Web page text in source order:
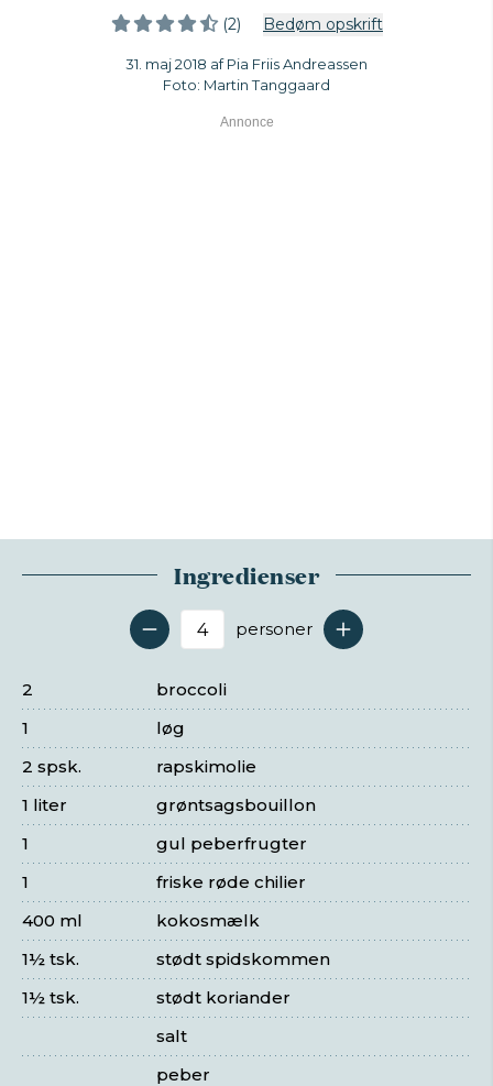
(2) Bedøm opskrift
31. maj 2018 af Pia Friis Andreassen
Foto: Martin Tanggaard
Ingredienser
Antal serveringer
personer
broccoli
2
løg
1
rapskimolie
2 spsk.
grøntsagsbouillon
1 liter
gul peberfrugter
1
friske røde chilier
1
kokosmælk
400 ml
stødt spidskommen
1½ tsk.
stødt koriander
1½ tsk.
salt
peber